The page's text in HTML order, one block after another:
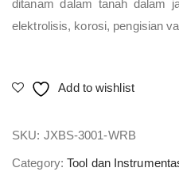
ditanam dalam tanah dalam
elektrolisis, korosi, pengisian
Add to wishlist
SKU: JXBS-3001-WRB
Category: Tool dan